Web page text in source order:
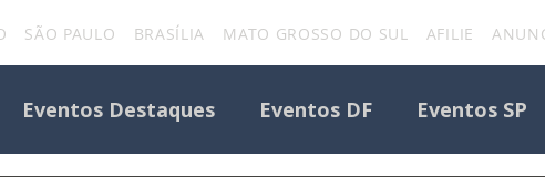
SÃO PAULO BRASÍLIA MATO GROSSO DO SUL AFILIE
Eventos Destaques Eventos DF Eventos SP